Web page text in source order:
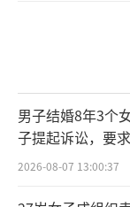
男子结婚8年3个
子提起诉讼，要
2026-08-07 13:00:37